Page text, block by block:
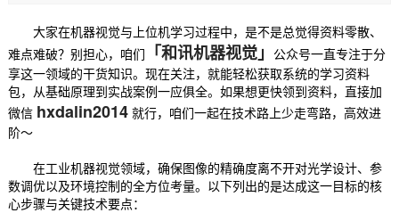
大家在机器视觉与上位机学习过程中，是不是总觉得资料零散、
难点难破？别担心，咱们 「和讯机器视觉」 公众号一直专注于分
享这一领域的干货知识。现在关注，就能轻松获取系统的学习资料
包，从基础原理到实战案例一应俱全。如果想更快领到资料，直接加
微信 hxdalin2014就行，咱们一起在技术路上少走弯路，高效进
阶～
在工业机器视觉领域，确保图像的精确度离不开对光学设计、参
数调优以及环境控制的全方位考量。以下列出的是达成这一目标的核
心步骤与关键技术要点：